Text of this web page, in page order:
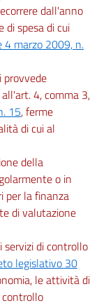
dall'anno
spesa di cui
4 marzo 2009, n.
4, comma 3,
15, ferme
di cui al
della
o in
per la finanza
di valutazione
servizi di controllo
legislativo 30
le attività di